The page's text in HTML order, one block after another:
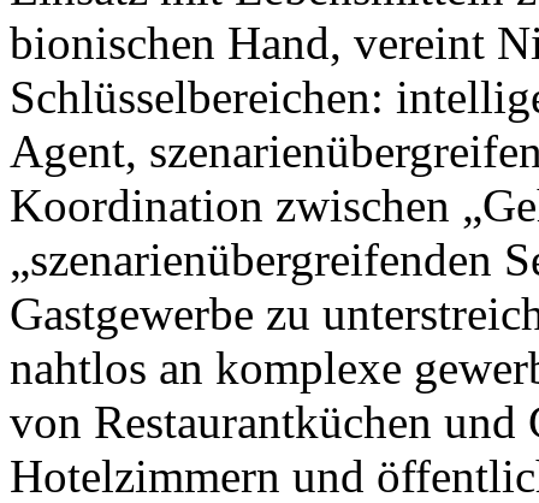
bionischen Hand, vereint
Schlüsselbereichen:
Agent,
Koordination zwischen
„szenarienübergreifenden
Gastgewerbe zu
nahtlos an komplexe
von Restaurantküchen und
Hotelzimmern und